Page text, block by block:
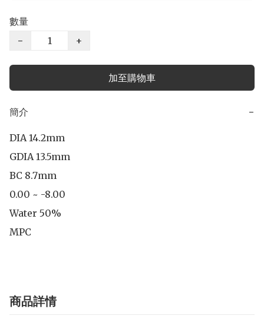
數量
−
+
加至購物車
簡介 −
DIA 14.2mm
GDIA 13.5mm
BC 8.7mm
0.00 ~ -8.00
Water 50%
MPC
商品詳情